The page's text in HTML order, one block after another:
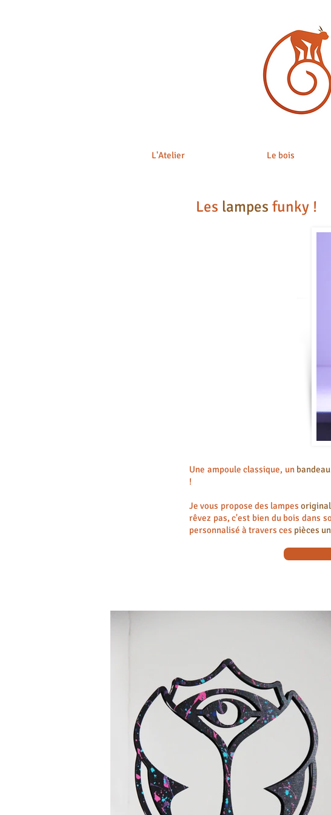
L'Atelier Le bois
Les lampes funky !
Une ampoule classique, un
!
Je vous propose des lampes
rêvez pas, c'est bien du bois dans
personnalisé à travers ces pièces